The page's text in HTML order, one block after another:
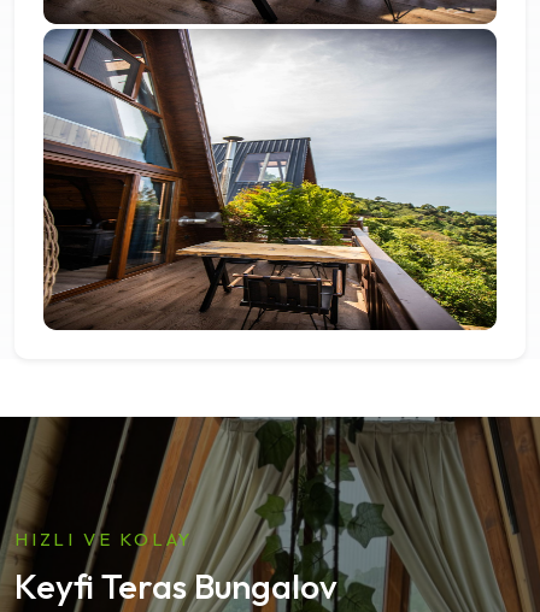
HIZLI VE KOLAY
Keyfi Teras Bungalov